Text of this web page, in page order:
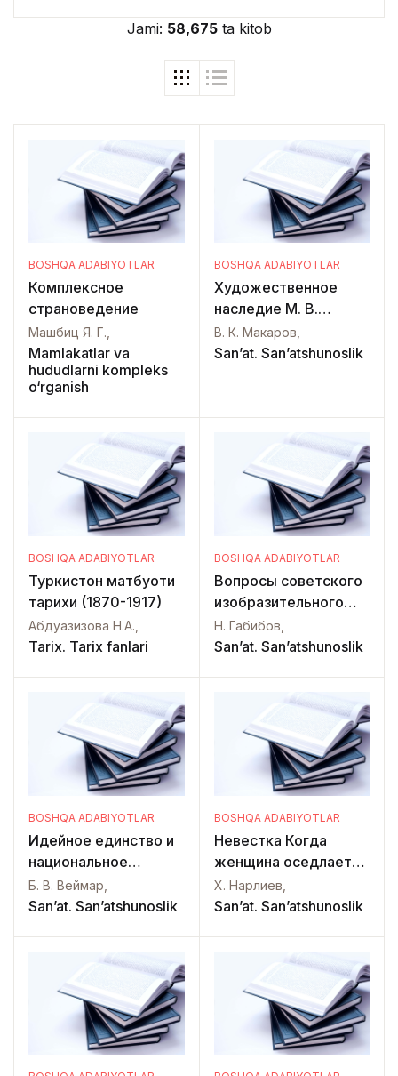
Jami: 58,675ta kitob
BOSHQA ADABIYOTLAR
Комплексное
страноведение
Машбиц Я. Г.,
Mamlakatlar va
hududlarni kompleks
o‘rganish
BOSHQA ADABIYOTLAR
Художественное
наследие М. В.
Ломоносова.
Мозаики
В. К. Макаров,
San’at. San’atshunoslik
BOSHQA ADABIYOTLAR
Туркистон матбуоти
тарихи (1870-1917)
Абдуазизова Н.А.,
Tarix. Tarix fanlari
BOSHQA ADABIYOTLAR
Вопросы советского
изобразительного
искусства и
архитектуры
Н. Габибов,
San’at. San’atshunoslik
BOSHQA ADABIYOTLAR
Идейное единство и
национальное
многообразие
советского
Б. В. Веймар,
San’at. San’atshunoslik
BOSHQA ADABIYOTLAR
Невестка Когда
женщина оседлает
коня
Х. Нарлиев,
San’at. San’atshunoslik